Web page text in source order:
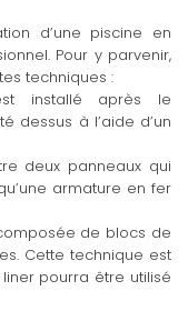
d’une piscine en
Pour y parvenir,
techniques :
installé après le
dessus à l’aide d’un
deux panneaux qui
armature en fer
de blocs de
Cette technique est
pourra être utilisé